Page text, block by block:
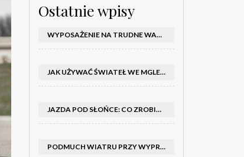
Ostatnie wpisy
WYPOSAŻENIE NA TRUDNE WARUNKI W SAMOCHODZIE: CO MIEĆ ZIMĄ, W TRASIE I NA WYPADEK AWARII
JAK UŻYWAĆ ŚWIATEŁ WE MGLE – KIEDY WŁĄCZYĆ MIJANIA I PRZECIWMGIELNE ORAZ CZEGO NIE ROBIĆ
JAZDA POD SŁOŃCE: CO ZROBIĆ, BY OGRANICZYĆ OLŚNIENIE I POPRAWIĆ WIDOCZNOŚĆ
PODMUCH WIATRU PRZY WYPRZEDZANIU CIĘŻARÓWKI: JAK UTRZYMAĆ TOR JAZDY I OPANOWAĆ AUTO